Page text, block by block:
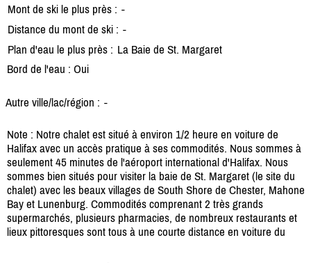
Mont de ski le plus près : -
Distance du mont de ski : -
Plan d'eau le plus près : La Baie de St. Margaret
Bord de l'eau : Oui
Autre ville/lac/région : -
Note : Notre chalet est situé à environ 1/2 heure en voiture de
Halifax avec un accès pratique à ses commodités. Nous sommes à
seulement 45 minutes de l'aéroport international d'Halifax. Nous
sommes bien situés pour visiter la baie de St. Margaret (le site du
chalet) avec les beaux villages de South Shore de Chester, Mahone
Bay et Lunenburg. Commodités comprenant 2 très grands
supermarchés, plusieurs pharmacies, de nombreux restaurants et
lieux pittoresques sont tous à une courte distance en voiture du